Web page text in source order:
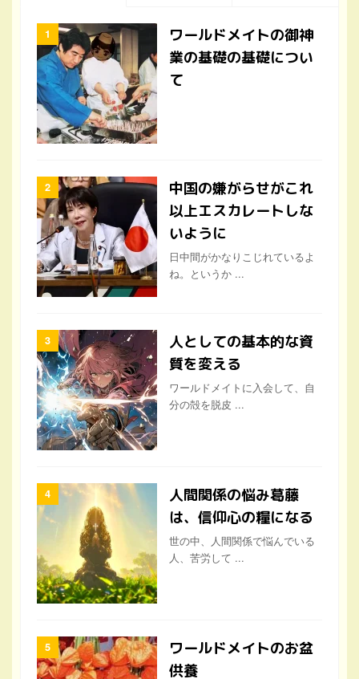
ワールドメイトの御神
業の基礎の基礎につい
て
中国の嫌がらせがこれ
以上エスカレートしな
いように
日中間がかなりこじれているよ
ね。というか ...
人としての基本的な資
質を変える
ワールドメイトに入会して、自
分の殻を脱皮 ...
人間関係の悩み葛藤
は、信仰心の糧になる
世の中、人間関係で悩んでいる
人、苦労して ...
ワールドメイトのお盆
供養